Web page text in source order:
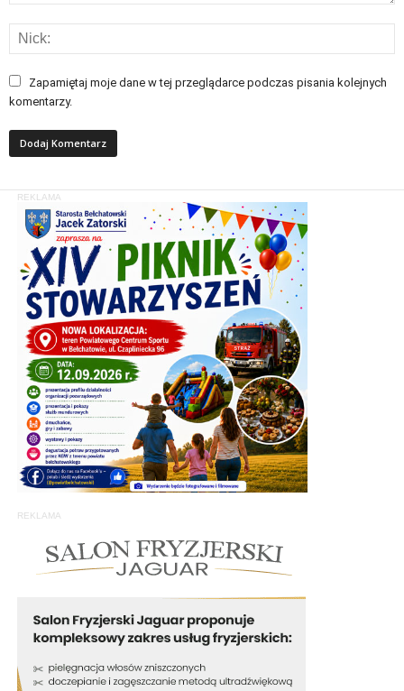
Zapamiętaj moje dane w tej przeglądarce podczas pisania kolejnych
komentarzy.
REKLAMA
REKLAMA